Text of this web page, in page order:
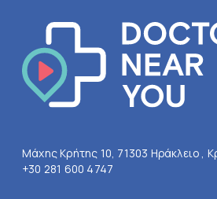
Μάχης Κρήτης 10, 71303 Ηράκλειο ,
+30 281 600 4747